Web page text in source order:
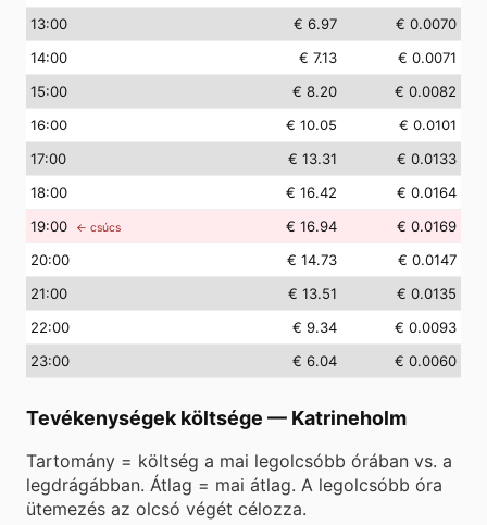
13:00 € 6.97
€ 0.0070
14:00 € 7.13
€ 0.0071
15:00 € 8.20
€ 0.0082
16:00 € 10.05
€ 0.0101
17:00 € 13.31
€ 0.0133
18:00 € 16.42
€ 0.0164
19:00 ← csúcs € 16.94
€ 0.0169
20:00 € 14.73
€ 0.0147
21:00 € 13.51
€ 0.0135
22:00 € 9.34
€ 0.0093
23:00 € 6.04 € 0.0060
Tevékenységek költsége — Katrineholm
Tartomány = költség a mai legolcsóbb órában vs. a
legdrágábban. Átlag = mai átlag. A legolcsóbb óra
ütemezés az olcsó végét célozza.